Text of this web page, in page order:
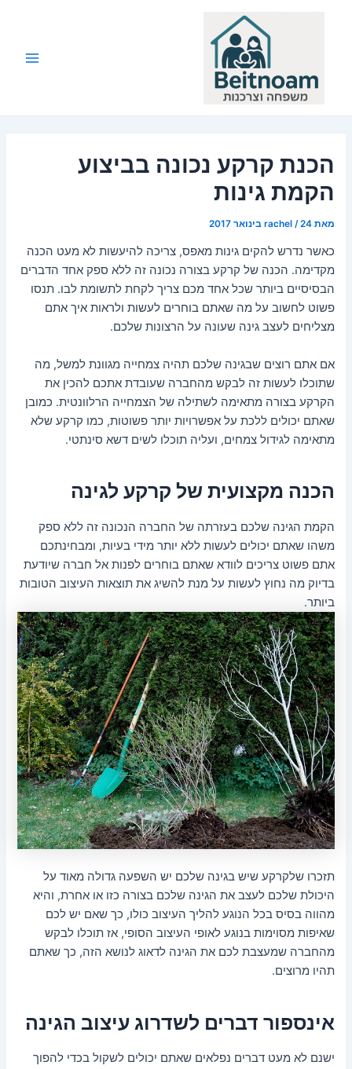
הכנת קרקע נכונה בביצוע
הקמת גינות
מאת rachel /24 בינואר 2017
כאשר נדרש להקים גינות מאפס, צריכה להיעשות לא מעט הכנה
מקדימה. הכנה של קרקע בצורה נכונה זה ללא ספק אחד הדברים
הבסיסיים ביותר שכל אחד מכם צריך לקחת לתשומת לבו. תנסו
פשוט לחשוב על מה שאתם בוחרים לעשות ולראות איך אתם
מצליחים לעצב גינה שעונה על הרצונות שלכם.
אם אתם רוצים שבגינה שלכם תהיה צמחייה מגוונת למשל, מה
שתוכלו לעשות זה לבקש מהחברה שעובדת אתכם להכין את
הקרקע בצורה מתאימה לשתילה של הצמחייה הרלוונטית. כמובן
שאתם יכולים ללכת על אפשרויות יותר פשוטות, כמו קרקע שלא
מתאימה לגידול צמחים, ועליה תוכלו לשים דשא סינתטי.
הכנה מקצועית של קרקע לגינה
הקמת הגינה שלכם בעזרתה של החברה הנכונה זה ללא ספק
משהו שאתם יכולים לעשות ללא יותר מידי בעיות, ומבחינתכם
אתם פשוט צריכים לוודא שאתם בוחרים לפנות אל חברה שיודעת
בדיוק מה נחוץ לעשות על מנת להשיג את תוצאות העיצוב הטובות
ביותר.
תזכרו שלקרקע שיש בגינה שלכם יש השפעה גדולה מאוד על
היכולת שלכם לעצב את הגינה שלכם בצורה כזו או אחרת, והיא
מהווה בסיס בכל הנוגע להליך העיצוב כולו, כך שאם יש לכם
שאיפות מסוימות בנוגע לאופי העיצוב הסופי, אז תוכלו לבקש
מהחברה שמעצבת לכם את הגינה לדאוג לנושא הזה, כך שאתם
תהיו מרוצים.
אינספור דברים לשדרוג עיצוב הגינה
ישנם לא מעט דברים נפלאים שאתם יכולים לשקול בכדי להפוך